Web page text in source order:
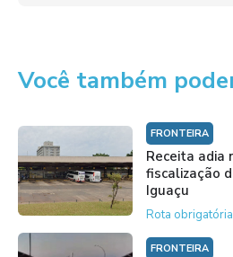
Você também
FRONTEIRA
Receita adia
fiscalização
Iguaçu
Rota obrigatória
FRONTEIRA